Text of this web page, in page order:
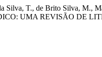
Silva, T., de Brito Silva,
UMA REVISÃO DE